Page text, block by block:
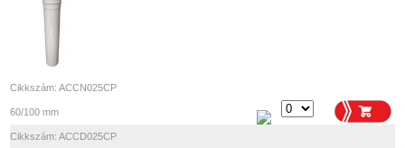
Cikkszám: ACCN025CP
60/100 mm
Cikkszám: ACCD025CP